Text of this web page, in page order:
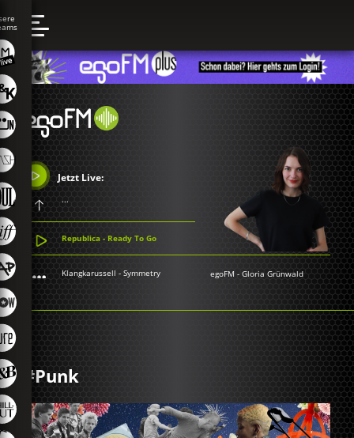
Jetzt Live:
...
Republica - Ready To Go
Klangkarussell - Symmetry egoFM -Gloria Grünwald
#Punk